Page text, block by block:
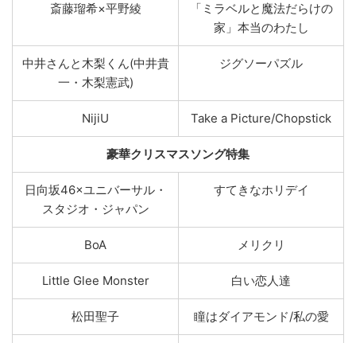
斎藤瑠希×平野綾
「ミラベルと魔法だらけの
家」本当のわたし
中井さんと木梨くん(中井貴
一・木梨憲武)
ジグソーパズル
NijiU Take a Picture/Chopstick
豪華クリスマスソング特集
日向坂46×ユニバーサル・
スタジオ・ジャパン
すてきなホリデイ
BoA メリクリ
Little Glee Monster ⽩い恋⼈達
松田聖子 瞳はダイアモンド/私の愛